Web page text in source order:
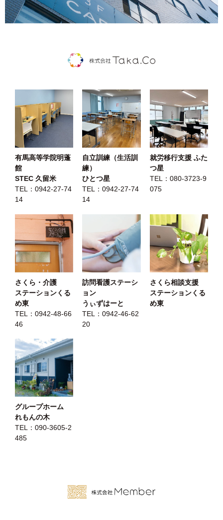
有馬高等学院明蓬
館
STEC 久留米
TEL： 0942-27-74
14
自立訓練（生活訓
練）
ひとつ星
TEL：0942-27-74
14
就労移行支援 ふた
つ星
TEL： 080-3723-9
075
さくら・介護
ステーションくる
め東
TEL： 0942-48-66
46
訪問看護ステーシ
ョン
うぃずはーと
TEL：0942-46-62
20
さくら相談支援
ステーションくる
め東
グループホーム
れもんの木
TEL： 090-3605-2
485